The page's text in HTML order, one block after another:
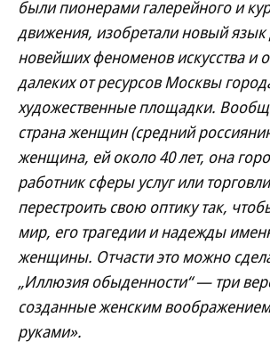
были пионерами галерейного и
движения, изобретали новый язык
новейших феноменов искусства и
далеких от ресурсов Москвы
художественные площадки.
страна женщин (средний
женщина, ей около 40 лет, она
работник сферы услуг или
перестроить свою оптику так,
мир, его трагедии и надежды
женщины. Отчасти это можно
„Иллюзия обыденности“ — три
созданные женским
руками».